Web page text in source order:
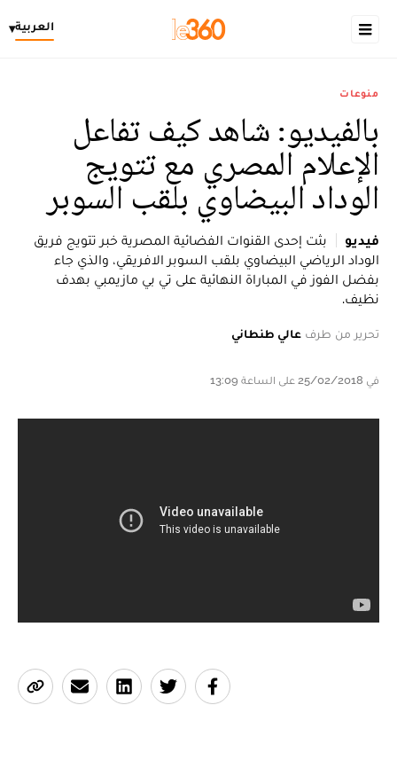
العربية▾
منوعات
بالفيديو: شاهد كيف تفاعل
الإعلام المصري مع تتويج
الوداد البيضاوي بلقب السوبر
فيديو
بثت إحدى القنوات الفضائية المصرية خبر تتويج فريق
الوداد الرياضي البيضاوي بلقب السوبر الافريقي، والذي جاء
بفضل الفوز في المباراة النهائية على تي بي مازيمبي بهدف
نظيف.
تحرير من طرف عالي طنطاني
في 25/02/2018 على الساعة 13:09